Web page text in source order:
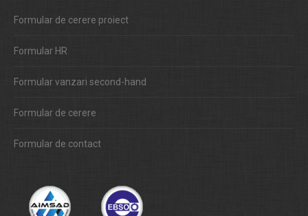
Formular de cerere proiect
Formular HR
Formular vanzari second-hand
Formular de cerere
Formular de contact